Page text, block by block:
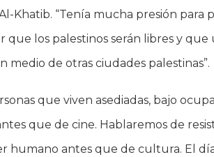
Khatib. “Tenía mucha presión para
que los palestinos serán libres y
medio de otras ciudades palestinas”.
que viven asediadas, bajo
que de cine. Hablaremos de
humano antes que de cultura. El